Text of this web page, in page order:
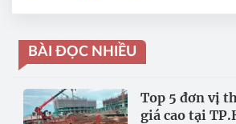
BÀI ĐỌC NHIỀU
Top 5 đơn vị
giá cao tại